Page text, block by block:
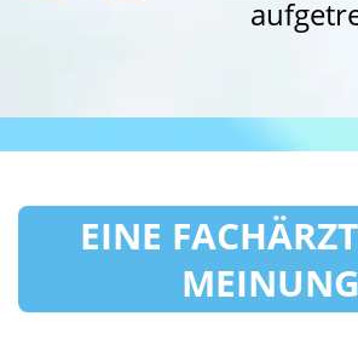
EINE
MEINUNG